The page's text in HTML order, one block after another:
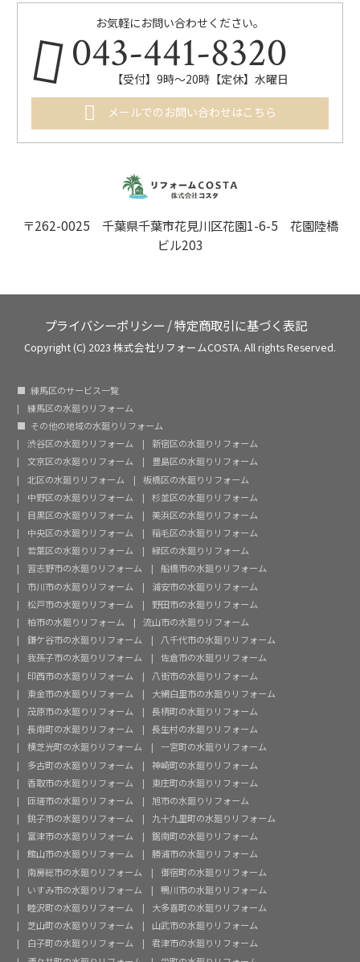
お気軽にお問い合わせください。
043-441-8320
【受付】9時～20時【定休】水曜日
メールでのお問い合わせはこちら
〒262-0025 千葉県千葉市花見川区花園1-6-5 花園陸橋
ビル203
プライバシーポリシー /特定商取引に基づく表記
Copyright (C) 2023 株式会社リフォームCOSTA. All rights Reserved.
練馬区のサービス一覧
練馬区の水廻りリフォーム
その他の地域の水廻りリフォーム
渋谷区の水廻りリフォーム
新宿区の水廻りリフォーム
文京区の水廻りリフォーム
豊島区の水廻りリフォーム
北区の水廻りリフォーム
板橋区の水廻りリフォーム
中野区の水廻りリフォーム
杉並区の水廻りリフォーム
目黒区の水廻りリフォーム
美浜区の水廻りリフォーム
中央区の水廻りリフォーム
稲毛区の水廻りリフォーム
若葉区の水廻りリフォーム
緑区の水廻りリフォーム
習志野市の水廻りリフォーム
船橋市の水廻りリフォーム
市川市の水廻りリフォーム
浦安市の水廻りリフォーム
松戸市の水廻りリフォーム
野田市の水廻りリフォーム
柏市の水廻りリフォーム
流山市の水廻りリフォーム
鎌ケ谷市の水廻りリフォーム
八千代市の水廻りリフォーム
我孫子市の水廻りリフォーム
佐倉市の水廻りリフォーム
印西市の水廻りリフォーム
八街市の水廻りリフォーム
東金市の水廻りリフォーム
大網白里市の水廻りリフォーム
茂原市の水廻りリフォーム
長柄町の水廻りリフォーム
長南町の水廻りリフォーム
長生村の水廻りリフォーム
横芝光町の水廻りリフォーム
一宮町の水廻りリフォーム
多古町の水廻りリフォーム
神崎町の水廻りリフォーム
香取市の水廻りリフォーム
東庄町の水廻りリフォーム
匝瑳市の水廻りリフォーム
旭市の水廻りリフォーム
銚子市の水廻りリフォーム
九十九里町の水廻りリフォーム
富津市の水廻りリフォーム
鋸南町の水廻りリフォーム
館山市の水廻りリフォーム
勝浦市の水廻りリフォーム
南房総市の水廻りリフォーム
御宿町の水廻りリフォーム
いすみ市の水廻りリフォーム
鴨川市の水廻りリフォーム
睦沢町の水廻りリフォーム
大多喜町の水廻りリフォーム
芝山町の水廻りリフォーム
山武市の水廻りリフォーム
白子町の水廻りリフォーム
君津市の水廻りリフォーム